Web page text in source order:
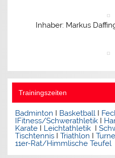
Inhaber: Markus
Trainingszeiten
Badminton I Basketball I
IFitness/Schwerathletik I
Karate I Leichtathletik I
Tischtennis ITriathlon I
11er-Rat/Himmlische Teufel